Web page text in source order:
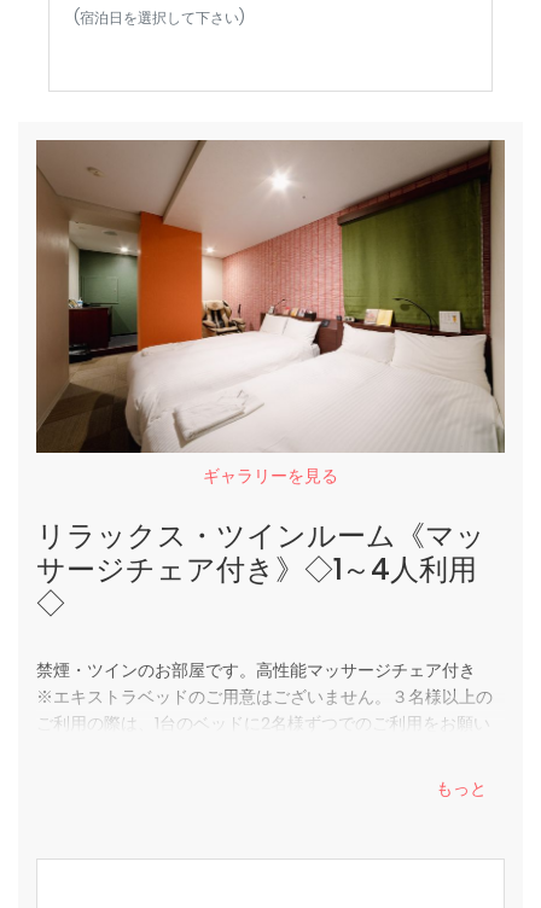
(宿泊日を選択して下さい)
ギャラリーを見る
リラックス・ツインルーム《マッ
サージチェア付き》◇1～4人利用
◇
禁煙・ツインのお部屋です。高性能マッサージチェア付き
※エキストラベッドのご用意はございません。３名様以上の
ご利用の際は、1台のベッドに2名様ずつでのご利用をお願い
◆ベッドサイズ：120cm×200cm×2台
もっと